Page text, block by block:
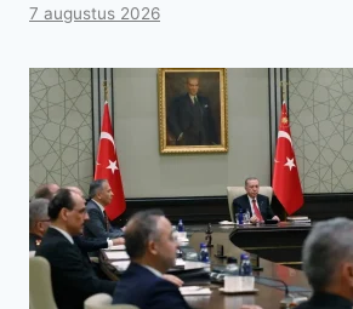
7 augustus 2026